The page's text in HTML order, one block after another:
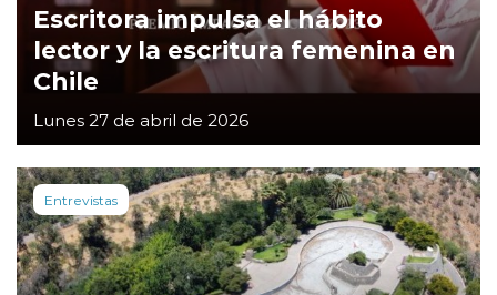
Escritora impulsa el hábito
lector y la escritura femenina en
Chile
Lunes 27 de abril de 2026
Entrevistas